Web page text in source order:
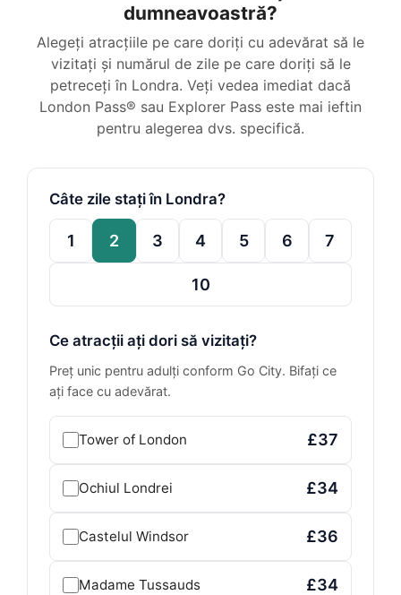
dumneavoastră?
Alegeți atracțiile pe care doriți cu adevărat să le
vizitați și numărul de zile pe care doriți să le
petreceți în Londra. Veți vedea imediat dacă
London Pass® sau Explorer Pass este mai ieftin
pentru alegerea dvs. specifică.
Câte zile stați în Londra?
1 2 3 4 5 6 7
10
Ce atracții ați dori să vizitați?
Preț unic pentru adulți conform Go City. Bifați ce
ați face cu adevărat.
Tower of London £37
Ochiul Londrei £34
Castelul Windsor £36
Madame Tussauds £34